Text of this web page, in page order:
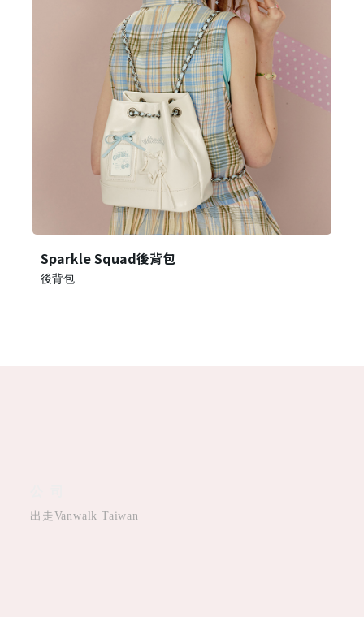
Sparkle Squad後背包
後背包
出走Vanwalk Taiwan